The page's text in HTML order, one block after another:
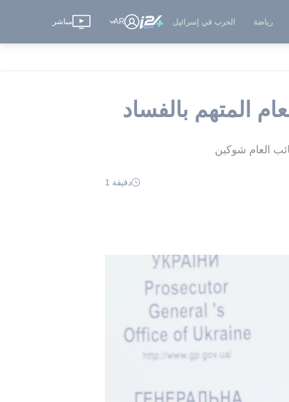
رياضة الحرب في إسرائيل AR مباشر
المتهم بالفساد
العام شوكين
دقيقة 1